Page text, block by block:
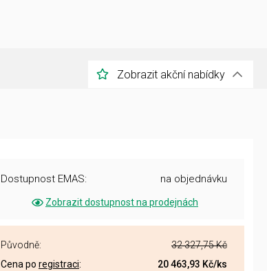
Zobrazit akční nabídky
Dostupnost EMAS: na objednávku
Zobrazit dostupnost na prodejnách
Původně:
32 327,75 Kč
Cena po registraci: 20 463,93 Kč/ks